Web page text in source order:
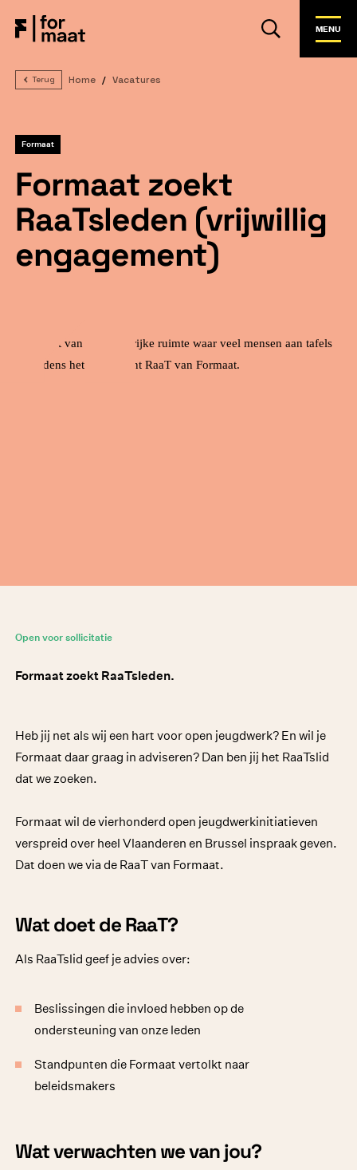
MENU
Terug Home Vacatures
Formaat
Formaat zoekt
RaaTsleden (vrijwillig
engagement)
Open voor sollicitatie
Formaat zoekt RaaTsleden.
Heb jij net als wij een hart voor open jeugdwerk? En wil je
Formaat daar graag in adviseren? Dan ben jij het RaaTslid
dat we zoeken.
Formaat wil de vierhonderd open jeugdwerkinitiatieven
verspreid over heel Vlaanderen en Brussel inspraak geven.
Dat doen we via de RaaT van Formaat.
Wat doet de RaaT?
Als RaaTslid geef je advies over:
Beslissingen die invloed hebben op de
ondersteuning van onze leden
Standpunten die Formaat vertolkt naar
beleidsmakers
Wat verwachten we van jou?